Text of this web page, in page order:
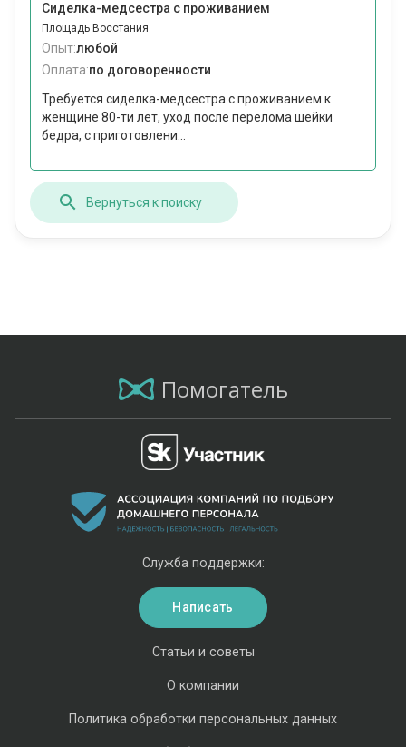
Сиделка-медсестра с проживанием
Площадь Восстания
Опыт:любой
Оплата:по договоренности
Требуется сиделка-медсестра с проживанием к
женщине 80-ти лет, уход после перелома шейки
бедра, с приготовлени...
Вернуться к поиску
Помогатель
Статьи и советы
О компании
Политика обработки персональных данных
Служба поддержки:
Написать